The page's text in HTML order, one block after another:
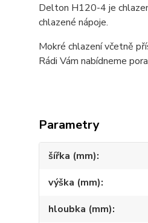
Delton H120-4 je
chlazené nápoje.
Mokré chlazení včetně
Rádi Vám nabídneme
Parametry
šířka (mm)
výška (mm)
hloubka (mm)